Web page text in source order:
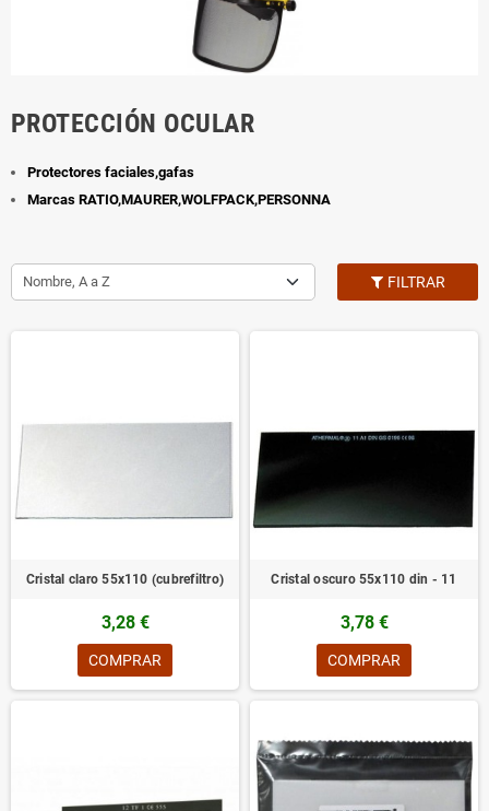
PROTECCIÓN OCULAR
Protectores faciales,gafas
Marcas RATIO,MAURER,WOLFPACK,PERSONNA
Nombre, A a Z FILTRAR
Cristal claro 55x110 (cubrefiltro)
3,28 €
COMPRAR
Cristal oscuro 55x110 din - 11
3,78 €
COMPRAR